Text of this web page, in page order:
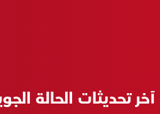
آخر تحديثات الحالة